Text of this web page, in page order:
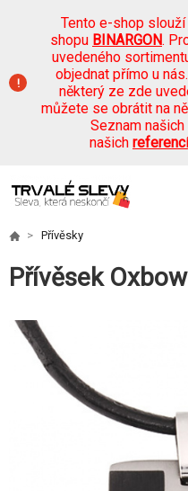
Tento e-shop
shopu BINARGON.
uvedeného
objednat přímo u
některý ze zde
můžete se obrátit na
Seznam
našich
Přívěsky
Přívěsek